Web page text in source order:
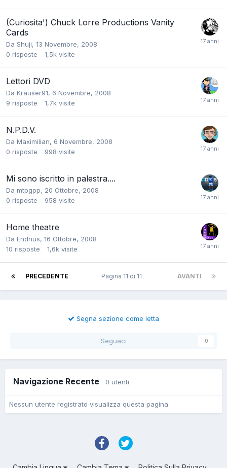
(Curiosita') Chuck Lorre Productions Vanity
Cards
Da Shuji, 13 Novembre, 2008
0 risposte 1,5k visite
Lettori DVD
Da Krauser91, 6 Novembre, 2008
9 risposte 1,7k visite
N.P.D.V.
Da Maximilian, 6 Novembre, 2008
0 risposte 998 visite
Mi sono iscritto in palestra....
Da mtpgpp, 20 Ottobre, 2008
0 risposte 958 visite
Home theatre
Da Endrius, 16 Ottobre, 2008
10 risposte 1,6k visite
PRECEDENTE AVANTI
Pagina 11 di 11
Segna sezione come letta
Seguaci 0
Navigazione Recente 0 utenti
Nessun utente registrato visualizza questa pagina.